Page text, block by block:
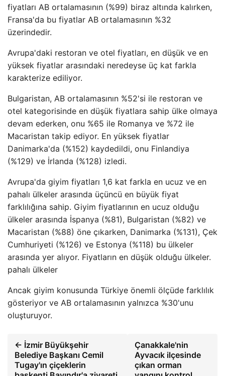
fiyatları AB ortalamasının (%99) biraz altında kalırken,
Fransa'da bu fiyatlar AB ortalamasının %32
üzerindedir.
Avrupa'daki restoran ve otel fiyatları, en düşük ve en
yüksek fiyatlar arasındaki neredeyse üç kat farkla
karakterize ediliyor.
Bulgaristan, AB ortalamasının %52'si ile restoran ve
otel kategorisinde en düşük fiyatlara sahip ülke olmaya
devam ederken, onu %65 ile Romanya ve %72 ile
Macaristan takip ediyor. En yüksek fiyatlar
Danimarka'da (%152) kaydedildi, onu Finlandiya
(%129) ve İrlanda (%128) izledi.
Avrupa'da giyim fiyatları 1,6 kat farkla en ucuz ve en
pahalı ülkeler arasında üçüncü en büyük fiyat
farklılığına sahip. Giyim fiyatlarının en ucuz olduğu
ülkeler arasında İspanya (%81), Bulgaristan (%82) ve
Macaristan (%88) öne çıkarken, Danimarka (%131), Çek
Cumhuriyeti (%126) ve Estonya (%118) bu ülkeler
arasında yer alıyor. Fiyatların en düşük olduğu ülkeler.
pahalı ülkeler
Ancak giyim konusunda Türkiye önemli ölçüde farklılık
gösteriyor ve AB ortalamasının yalnızca %30'unu
oluşturuyor.
← İzmir Büyükşehir
Belediye Başkanı Cemil
Tugay'ın çiçeklerin
Çanakkale'nin
Ayvacık ilçesinde
çıkan orman